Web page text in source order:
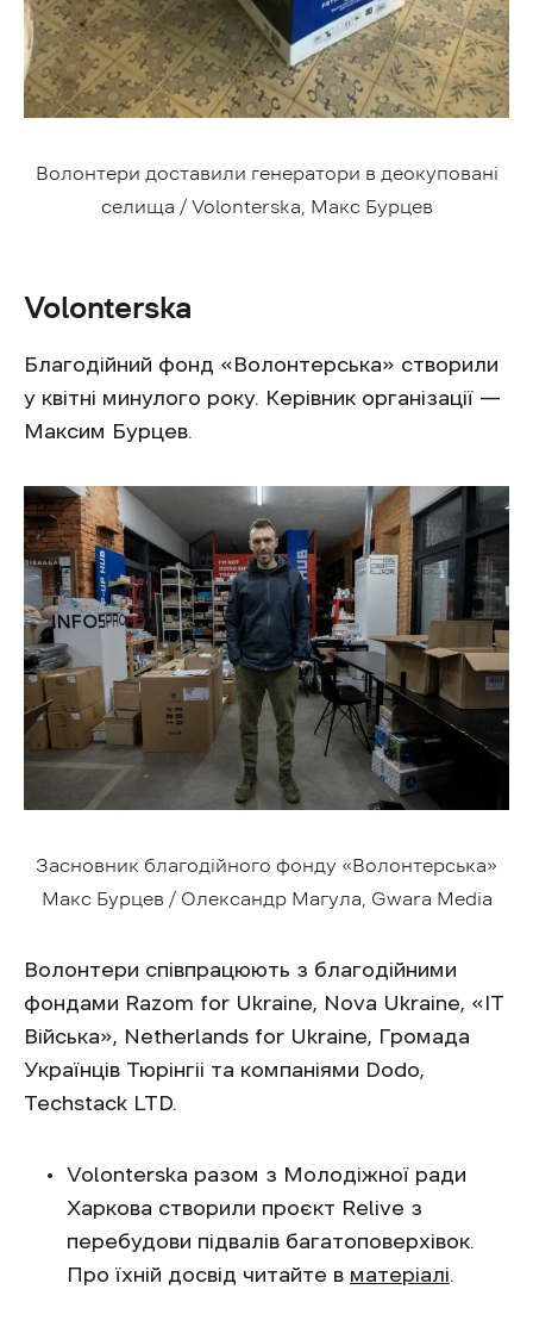
Волонтери доставили генератори в деокуповані
селища / Volonterska, Макс Бурцев
Volonterska
Благодійний фонд «Волонтерська» створили
у квітні минулого року. Керівник організації —
Максим Бурцев.
Засновник благодійного фонду «Волонтерська»
Макс Бурцев / Олександр Магула, Gwara Media
Волонтери співпрацюють з благодійними
фондами Razom for Ukraine, Nova Ukraine, «IТ
Війська», Netherlands for Ukraine, Громада
Українців Тюрінгіі та компаніями Dodo,
Techstack LTD.
Volonterska разом з Молодіжної ради
Харкова створили проєкт Relive з
перебудови підвалів багатоповерхівок.
Про їхній досвід читайте в матеріалі.